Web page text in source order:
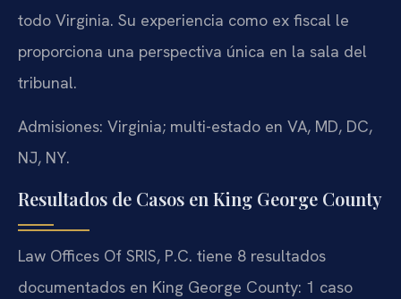
todo Virginia. Su experiencia como ex fiscal le
proporciona una perspectiva única en la sala del
tribunal.
Admisiones: Virginia; multi-estado en VA, MD, DC,
NJ, NY.
Resultados de Casos en King George County
Law Offices Of SRIS, P.C. tiene 8 resultados
documentados en King George County: 1 caso